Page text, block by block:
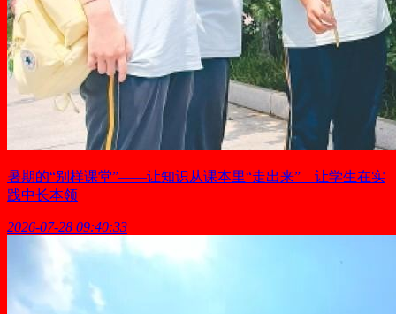
暑期的“别样课堂”——让知识从课本里“走出来” 让学生在实
践中长本领
2026-07-28 09:40:33